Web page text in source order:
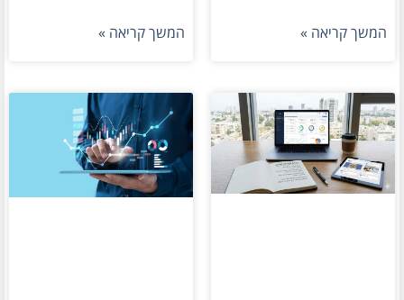
המשך קריאה » המשך קריאה »